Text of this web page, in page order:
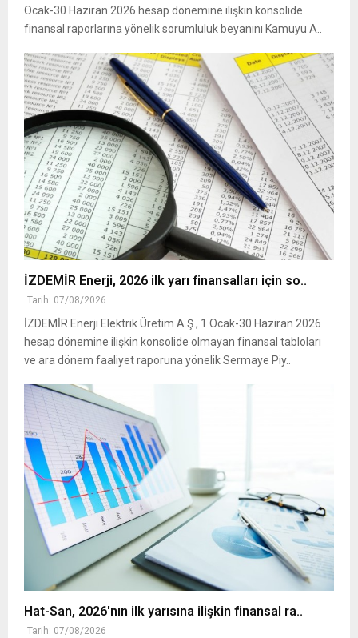
Ocak-30 Haziran 2026 hesap dönemine ilişkin konsolide
finansal raporlarına yönelik sorumluluk beyanını Kamuyu A..
İZDEMİR Enerji, 2026 ilk yarı finansalları için so..
Tarih: 07/08/2026
İZDEMİR Enerji Elektrik Üretim A.Ş., 1 Ocak-30 Haziran 2026
hesap dönemine ilişkin konsolide olmayan finansal tabloları
ve ara dönem faaliyet raporuna yönelik Sermaye Piy..
Hat-San, 2026'nın ilk yarısına ilişkin finansal ra..
Tarih: 07/08/2026